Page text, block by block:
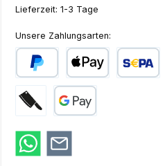
Lieferzeit: 1-3 Tage
Unsere Zahlungsarten:
PayPal Apple Pay